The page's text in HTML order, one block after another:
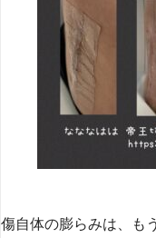
傷自体の膨らみは、も